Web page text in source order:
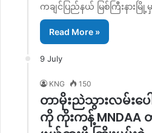
ကချင်ပြည်နယ် မြစ်ကြီးနားမြို့
Read More »
9 July
KNG 150
တာမိုးညဲသွားလမ်းပ
ကို ကိုးကန့်